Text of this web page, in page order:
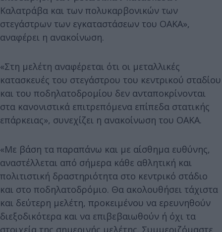
Καλατράβα και των πολυκαρβονικών των
στεγάστρων των εγκαταστάσεων του ΟΑΚΑ»,
αναφέρει η ανακοίνωση.
«Στη μελέτη αναφέρεται ότι οι μεταλλικές
κατασκευές του στεγάστρου του κεντρικού σταδίου
και του ποδηλατοδρομίου δεν ανταποκρίνονται
στα κανονιστικά επιτρεπόμενα επίπεδα στατικής
επάρκειας», συνεχίζει η ανακοίνωση του ΟΑΚΑ.
«Με βάση τα παραπάνω και με αίσθημα ευθύνης,
αναστέλλεται από σήμερα κάθε αθλητική και
πολιτιστική δραστηριότητα στο κεντρικό στάδιο
και στο ποδηλατοδρόμιο. Θα ακολουθήσει τάχιστα
και δεύτερη μελέτη, προκειμένου να ερευνηθούν
διεξοδικότερα και να επιβεβαιωθούν ή όχι τα
στοιχεία της σημερινής μελέτης. Συμμεριζόμαστε